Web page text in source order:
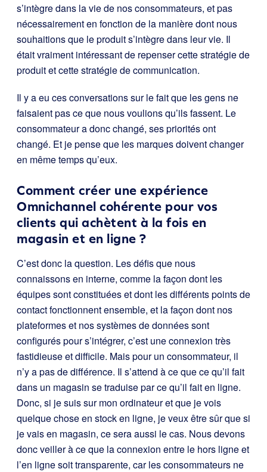
s’intègre dans la vie de nos consommateurs, et pas
nécessairement en fonction de la manière dont nous
souhaitions que le produit s’intègre dans leur vie. Il
était vraiment intéressant de repenser cette stratégie de
produit et cette stratégie de communication.
Il y a eu ces conversations sur le fait que les gens ne
faisaient pas ce que nous voulions qu’ils fassent. Le
consommateur a donc changé, ses priorités ont
changé. Et je pense que les marques doivent changer
en même temps qu’eux.
Comment créer une expérience
Omnichannel cohérente pour vos
clients qui achètent à la fois en
magasin et en ligne ?
C’est donc la question. Les défis que nous
connaissons en interne, comme la façon dont les
équipes sont constituées et dont les différents points de
contact fonctionnent ensemble, et la façon dont nos
plateformes et nos systèmes de données sont
configurés pour s’intégrer, c’est une connexion très
fastidieuse et difficile. Mais pour un consommateur, il
n’y a pas de différence. Il s’attend à ce que ce qu’il fait
dans un magasin se traduise par ce qu’il fait en ligne.
Donc, si je suis sur mon ordinateur et que je vois
quelque chose en stock en ligne, je veux être sûr que si
je vais en magasin, ce sera aussi le cas. Nous devons
donc veiller à ce que la connexion entre le hors ligne et
l’en ligne soit transparente, car les consommateurs ne